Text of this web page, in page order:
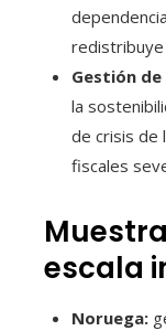
Gestión de
la
de crisis de
fiscales
escala
Noruega: